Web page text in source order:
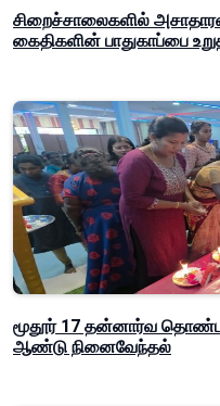
சிறைச்சாலைகளில்
கைதிகளின் பாதுகாப்பை
மூதூர் 17 தன்னார்வ
ஆண்டு நினைவேந்தல்